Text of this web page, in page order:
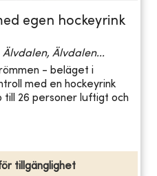
egen hockeyrink
Älvdalen...
- beläget i
med en hockeyrink
till 26 personer luftigt och
tillgänglighet